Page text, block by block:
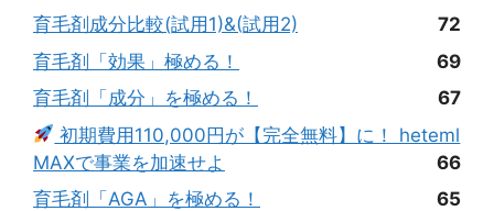
育毛剤成分比較(試用1)&(試用2)
72
育毛剤「効果」極める！
69
育毛剤「成分」を極める！
67
初期費用110,000円が【完全無料】に！ heteml
MAXで事業を加速せよ
66
育毛剤「AGA」を極める！
65